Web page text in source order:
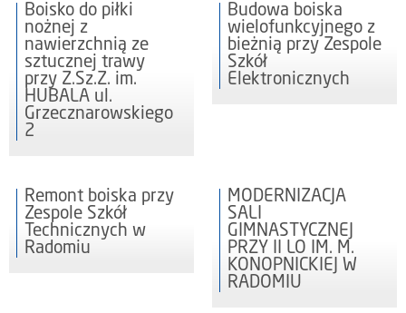
Boisko do piłki
nożnej z
nawierzchnią ze
sztucznej trawy
przy Z.Sz.Z. im.
HUBALA ul.
Grzecznarowskiego
2
Budowa boiska
wielofunkcyjnego z
bieżnią przy Zespole
Szkół
Elektronicznych
Remont boiska przy
Zespole Szkół
Technicznych w
Radomiu
MODERNIZACJA
SALI
GIMNASTYCZNEJ
PRZY II LO IM. M.
KONOPNICKIEJ W
RADOMIU